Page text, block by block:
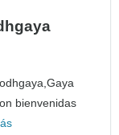
Gaya
bienvenidas